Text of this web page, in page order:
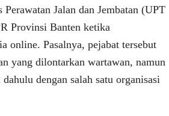
Jalan dan Jembatan (UPT
Provinsi Banten ketika
online. Pasalnya, pejabat tersebut
yang dilontarkan wartawan, namun
dengan salah satu organisasi